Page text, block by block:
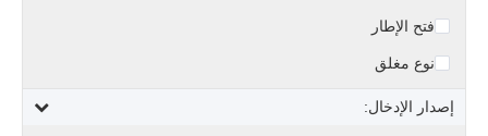
فتح الإطار
نوع مغلق
إصدار الإدخال: